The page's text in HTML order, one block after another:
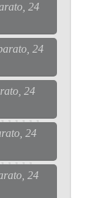
24
24
24
24
24